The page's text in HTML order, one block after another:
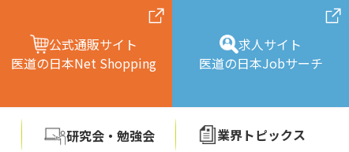
公式通販サイト
医道の日本Net Shopping
求人サイト
医道の日本Jobサーチ
研究会・勉強会 業界トピックス